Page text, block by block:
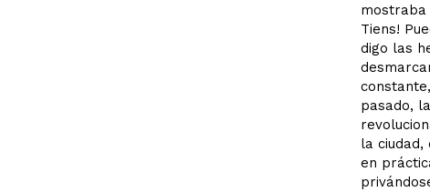
mostraba
Tiens!
digo las
pasado,
la
en